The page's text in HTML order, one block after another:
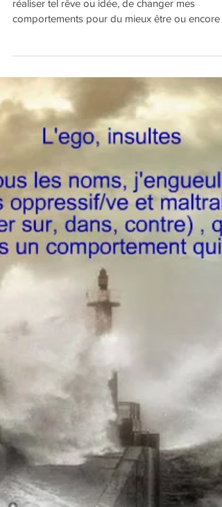
Comment se manifeste l'ego
? 21. Déni et inertie
Je me sens porté-e dans une direction, de
réaliser tel rêve ou idée, de changer mes
comportements pour du mieux être ou encore